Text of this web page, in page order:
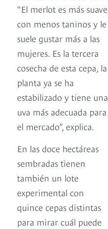
“El merlot es más suave,
con menos taninos y le
suele gustar más a las
mujeres. Es la tercera
cosecha de esta cepa, la
planta ya se ha
estabilizado y tiene una
uva más adecuada para
el mercado”, explica.
En las doce hectáreas
sembradas tienen
también un lote
experimental con
quince cepas distintas
para mirar cuál puede